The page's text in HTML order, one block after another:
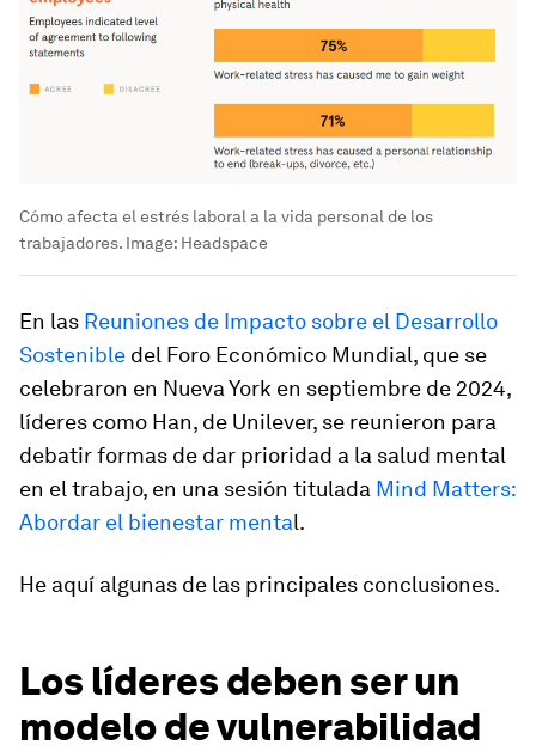
Cómo afecta el estrés laboral a la vida personal de los
trabajadores. Image: Headspace
En las Reuniones de Impacto sobre el Desarrollo
Sostenible del Foro Económico Mundial, que se
celebraron en Nueva York en septiembre de 2024,
líderes como Han, de Unilever, se reunieron para
debatir formas de dar prioridad a la salud mental
en el trabajo, en una sesión titulada Mind Matters:
Abordar el bienestar mental.
He aquí algunas de las principales conclusiones.
Los líderes deben ser un
modelo de vulnerabilidad